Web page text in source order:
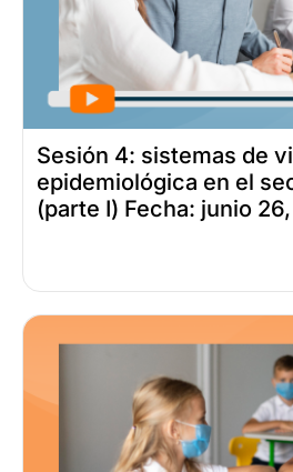
Sesión 4: sistemas de
epidemiológica en el
(parte I) Fecha: junio